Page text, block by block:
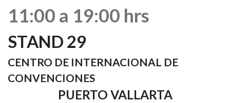
11:00 a 19:00 hrs
STAND 29
CENTRO DE INTERNACIONAL DE
CONVENCIONES
PUERTO VALLARTA